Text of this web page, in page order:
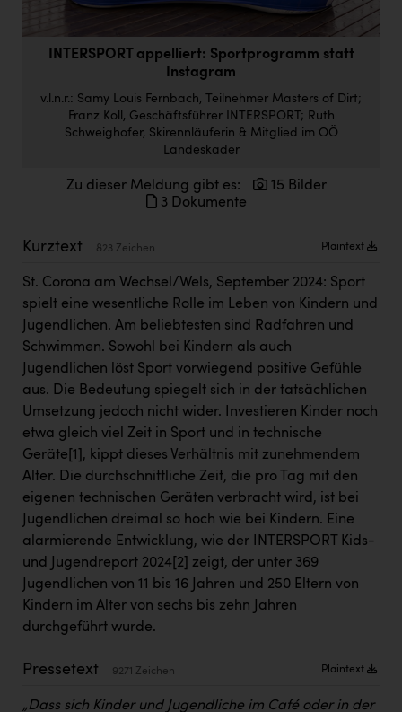
ERLUS AG
Firmenradl
HIG Infomotion Group
Immotech
INTERSPAR
INTERSPORT Austria
Jesolo
Jane Goodall Institute Austria
Kärcher
Karin Liedl
KEBA
KIWI Kinderwunsch Institut Dr. Loimer
KLIPP Frisör
Kleider Bauer
Kremsmüller Anlagenbau GmbH
INTERSPORT appelliert: Sportprogramm statt
Instagram
v.l.n.r.: Samy Louis Fernbach, Teilnehmer Masters of Dirt;
Franz Koll, Geschäftsführer INTERSPORT; Ruth
Schweighofer, Skirennläuferin & Mitglied im OÖ
Landeskader
Zu dieser Meldung gibt es:
15 Bilder
3 Dokumente
Kurztext 823 Zeichen Plaintext
St. Corona am Wechsel/Wels, September 2024: Sport
spielt eine wesentliche Rolle im Leben von Kindern und
Jugendlichen. Am beliebtesten sind Radfahren und
Schwimmen. Sowohl bei Kindern als auch
Jugendlichen löst Sport vorwiegend positive Gefühle
aus. Die Bedeutung spiegelt sich in der tatsächlichen
Umsetzung jedoch nicht wider. Investieren Kinder noch
etwa gleich viel Zeit in Sport und in technische
Geräte [1] , kippt dieses Verhältnis mit zunehmendem
Alter. Die durchschnittliche Zeit, die pro Tag mit den
eigenen technischen Geräten verbracht wird, ist bei
Jugendlichen dreimal so hoch wie bei Kindern. Eine
alarmierende Entwicklung, wie der INTERSPORT Kids-
und Jugendreport 2024 [2]
zeigt, der unter 369
Jugendlichen von 11 bis 16 Jahren und 250 Eltern von
Kindern im Alter von sechs bis zehn Jahren
durchgeführt wurde.
Pressetext 9271 Zeichen Plaintext
„Dass sich Kinder und Jugendliche im Café oder in der